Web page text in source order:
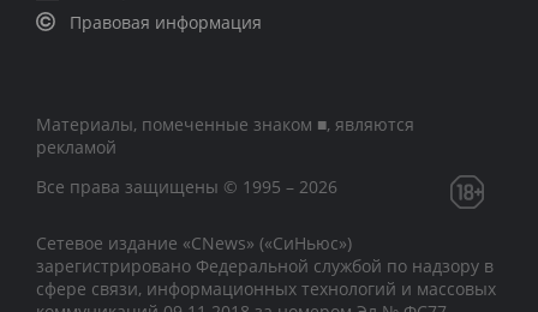
Правовая информация
Материалы, помеченные знаком ■, являются
рекламой
Все права защищены © 1995 – 2026
Сетевое издание «CNews» («СиНьюс»)
зарегистрировано Федеральной службой по надзору в
сфере связи, информационных технологий и массовых